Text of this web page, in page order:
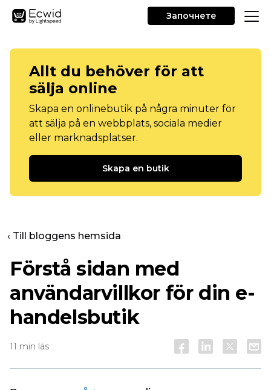
Започнете
Allt du behöver för att
sälja online
Skapa en onlinebutik på några minuter för
att sälja på en webbplats, sociala medier
eller marknadsplatser.
Skapa en butik
‹ Till bloggens hemsida
Förstå sidan med
användarvillkor för din e-
handelsbutik
11 min läs